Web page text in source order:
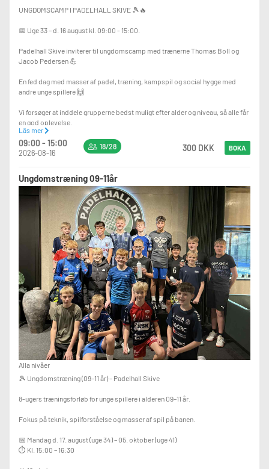
🍽️ 11:30-12:30
Teori, øvelser, spil og endnu mere padel
✅ 5 timers aktiviteter på banen
✅ Træner på alle timer
✅ Frugt, snacks og sodavand
✅ Evt. lejebat og bolde er inkluderet
💰 Pris: 300 kr. for hele dagen
UNGDOMSCAMP I PADELHALL SKIVE 🎾🔥
📅 Uge 33 – d. 16 august kl. 09:00 - 15:00.
Padelhall Skive inviterer til ungdomscamp med trænerne Thomas Boll og
Jacob Pedersen 💪
En fed dag med masser af padel, træning, kampspil og social hygge med
andre unge spillere 🙌
Vi forsøger at inddele grupperne bedst muligt efter alder og niveau, så alle får
en god oplevelse.
⏰ PROGRAM
🍽️ 11:30-12:30
🎾 12:30-15:00
Teori, øvelser, spil og endnu mere padel
💥 INKLUDERET I PRISEN
✅ 5 timers aktiviteter på banen
✅ Træner på alle timer
✅ Frokost (sandwich)
✅ Frugt, snacks og sodavand
✅ Evt. lejebat og bolde er inkluderet
💰 Pris: 300 kr. for hele dagen
Läs mer
09:00 - 15:00
2026-08-16
18/28 300 DKK BOKA
Ungdomstræning 09-11år
Alla nivåer
🎾 Ungdomstræning (09–11 år) – Padelhall Skive
8-ugers træningsforløb for unge spillere i alderen 09–11 år.
Fokus på teknik, spilforståelse og masser af spil på banen.
📅 Mandag d. 17. august (uge 34) – 05. oktober (uge 41)
⏱ Kl. 15:00 – 16:30